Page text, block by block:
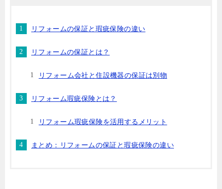
リフォームの保証と瑕疵保険の違い
リフォームの保証とは？
リフォーム会社と住設機器の保証は別物
リフォーム瑕疵保険とは？
リフォーム瑕疵保険を活用するメリット
まとめ：リフォームの保証と瑕疵保険の違い